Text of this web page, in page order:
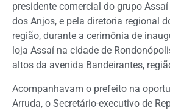
presidente comercial do grupo
dos Anjos, e pela diretoria regional
região, durante a cerimônia de
loja Assaí na cidade de
altos da avenida Bandeirantes,
Acompanhavam o prefeito na
Arruda, o Secretário-executivo de